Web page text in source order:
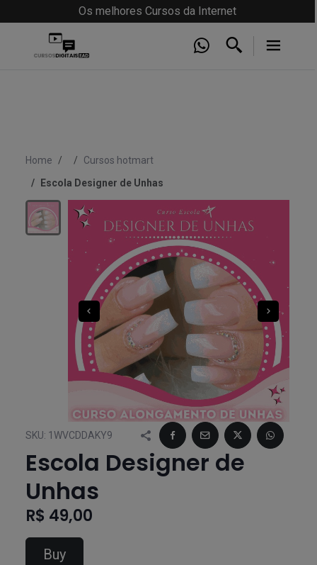
Os melhores Cursos da Internet
Home
Cursos hotmart
Escola Designer de Unhas
SKU: 1WVCDDAKY9
Escola Designer de
Unhas
R$ 49,00
Buy